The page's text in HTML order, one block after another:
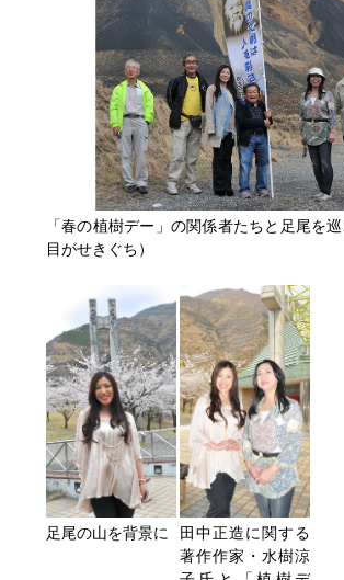
「春の植樹デー」の関係者たちと足尾を
目がせきぐち）
足尾の山を背景に
田中正造に関する
著作作家・水樹涼